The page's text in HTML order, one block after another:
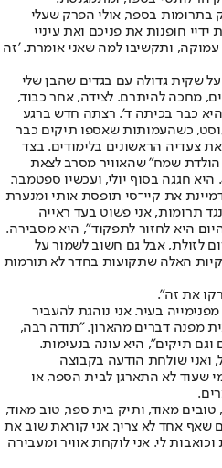
בספר, אולי הפרק שעלי
חופנות את פניכם ואת עיניי
ותקשיבו למה שאני אומרת. 'זה
שקית גדולה עם בגדים שהבן שלי
מחכה להיתרם. לצידה, אחר כבוד,
כבר בכיתה ד'. רצתה חדש ברגע
כשהעמותות שאספו תיקים כבר
צעדיה הראשונים בלימודים. בצד
הולדת שמח" שהאוויר מסרב לצאת
את קיי־סי תופסת אותי ומנערת
תרומות, אני פשוט בעד ראייה
היא לחזור לתפקוד", היא מסבירה.
לזולת, אבל גם חשוב לשמור על
האלה שתקועות בחדר לא תורמות
את זה".
בעיר. אני נוהגת להעביר
מפנה דברים מהארון. "תודה רבה,
וגם תיקים", היא עונה בנעימות.
ואני שולחת הודעה בקבוצה
שעוד לא התארגן לבית הספר, או
טובים מאוד, ותיק בית ספר, טוב מאוד,
שאף אחד לא צריך. אני קוראת שוב את
לי. אני לוקחת אוויר ומעבירה